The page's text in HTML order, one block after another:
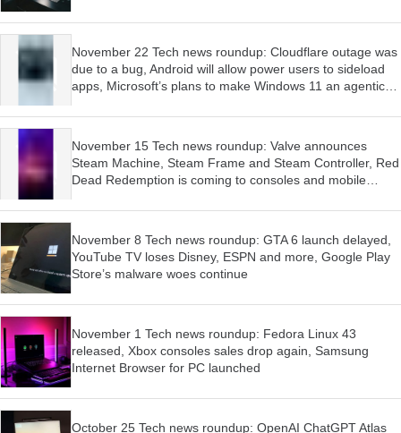
November 22 Tech news roundup: Cloudflare outage was
due to a bug, Android will allow power users to sideload
apps, Microsoft’s plans to make Windows 11 an agentic
November 15 Tech news roundup: Valve announces
Steam Machine, Steam Frame and Steam Controller, Red
Dead Redemption is coming to consoles and mobile
November 8 Tech news roundup: GTA 6 launch delayed,
YouTube TV loses Disney, ESPN and more, Google Play
Store’s malware woes continue
November 1 Tech news roundup: Fedora Linux 43
released, Xbox consoles sales drop again, Samsung
Internet Browser for PC launched
October 25 Tech news roundup: OpenAI ChatGPT Atlas